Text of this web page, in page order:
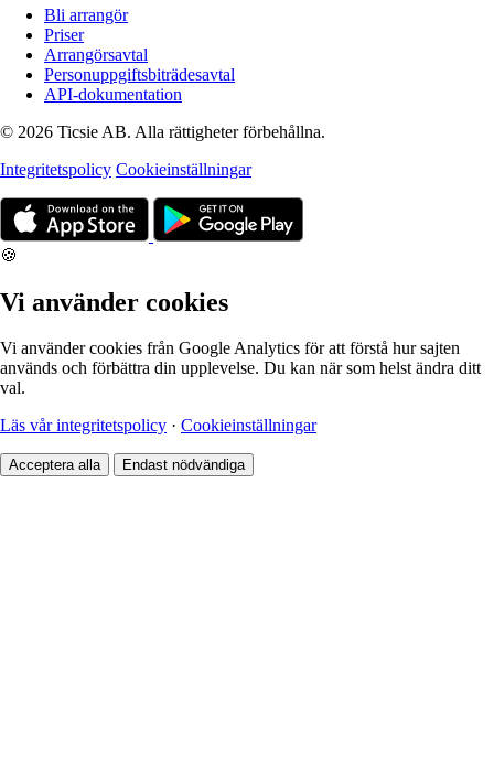
Bli arrangör
Priser
Arrangörsavtal
Personuppgiftsbiträdesavtal
API-dokumentation
© 2026 Ticsie AB. Alla rättigheter förbehållna.
Integritetspolicy Cookieinställningar
🍪
Vi använder cookies
Vi använder cookies från Google Analytics för att förstå hur sajten
används och förbättra din upplevelse. Du kan när som helst ändra ditt
val.
Läs vår integritetspolicy · Cookieinställningar
Acceptera alla Endast nödvändiga